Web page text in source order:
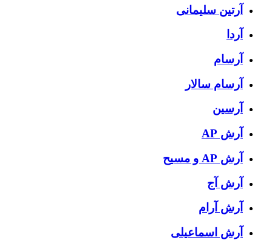
آرتین سلیمانی
آردا
آرسام
آرسام سالار
آرسین
آرش AP
آرش AP و مسیح
آرش آج
آرش آرام
آرش اسماعیلی